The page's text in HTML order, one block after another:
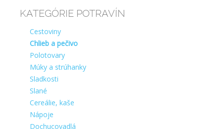
KATEGÓRIE POTRAVÍN
Cestoviny
Chlieb a pečivo
Polotovary
Múky a strúhanky
Sladkosti
Slané
Cereálie, kaše
Nápoje
Dochucovadlá